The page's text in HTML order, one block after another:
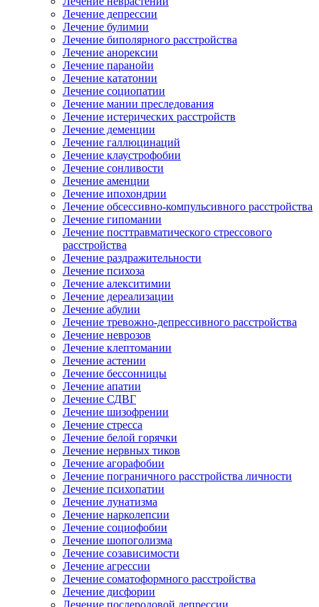
Лечение депрессии
Лечение булимии
Лечение биполярного расстройства
Лечение анорексии
Лечение паранойи
Лечение кататонии
Лечение социопатии
Лечение мании преследования
Лечение истерических расстройств
Лечение деменции
Лечение галлюцинаций
Лечение клаустрофобии
Лечение сонливости
Лечение аменции
Лечение ипохондрии
Лечение обсессивно-компульсивного расстройства
Лечение гипомании
Лечение посттравматического стрессового
расстройства
Лечение раздражительности
Лечение психоза
Лечение алекситимии
Лечение дереализации
Лечение абулии
Лечение тревожно-депрессивного расстройства
Лечение неврозов
Лечение клептомании
Лечение астении
Лечение бессонницы
Лечение апатии
Лечение СДВГ
Лечение шизофрении
Лечение стресса
Лечение белой горячки
Лечение нервных тиков
Лечение агорафобии
Лечение пограничного расстройства личности
Лечение психопатии
Лечение лунатизма
Лечение нарколепсии
Лечение социофобии
Лечение шопоголизма
Лечение созависимости
Лечение агрессии
Лечение соматоформного расстройства
Лечение дисфории
Лечение послеродовой депрессии